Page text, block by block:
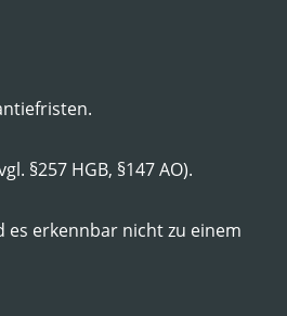
§257 HGB, §147 AO).
erkennbar nicht zu einem